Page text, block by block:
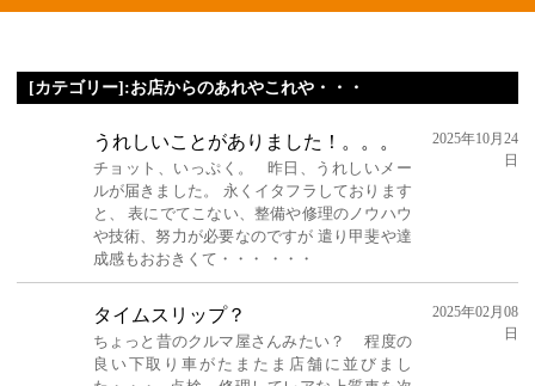
[カテゴリー]:お店からのあれやこれや・・・
うれしいことがありました！。。。
チョット、いっぷく。 昨日、うれしいメー
ルが届きました。 永くイタフラしております
と、 表にでてこない、整備や修理のノウハウ
や技術、努力が必要なのですが 遣り甲斐や達
成感もおおきくて・・・ ・・・
2025年10月24
日
タイムスリップ？
ちょっと昔のクルマ屋さんみたい？ 程度の
良い下取り車がたまたま店舗に並びまし
2025年02月08
日